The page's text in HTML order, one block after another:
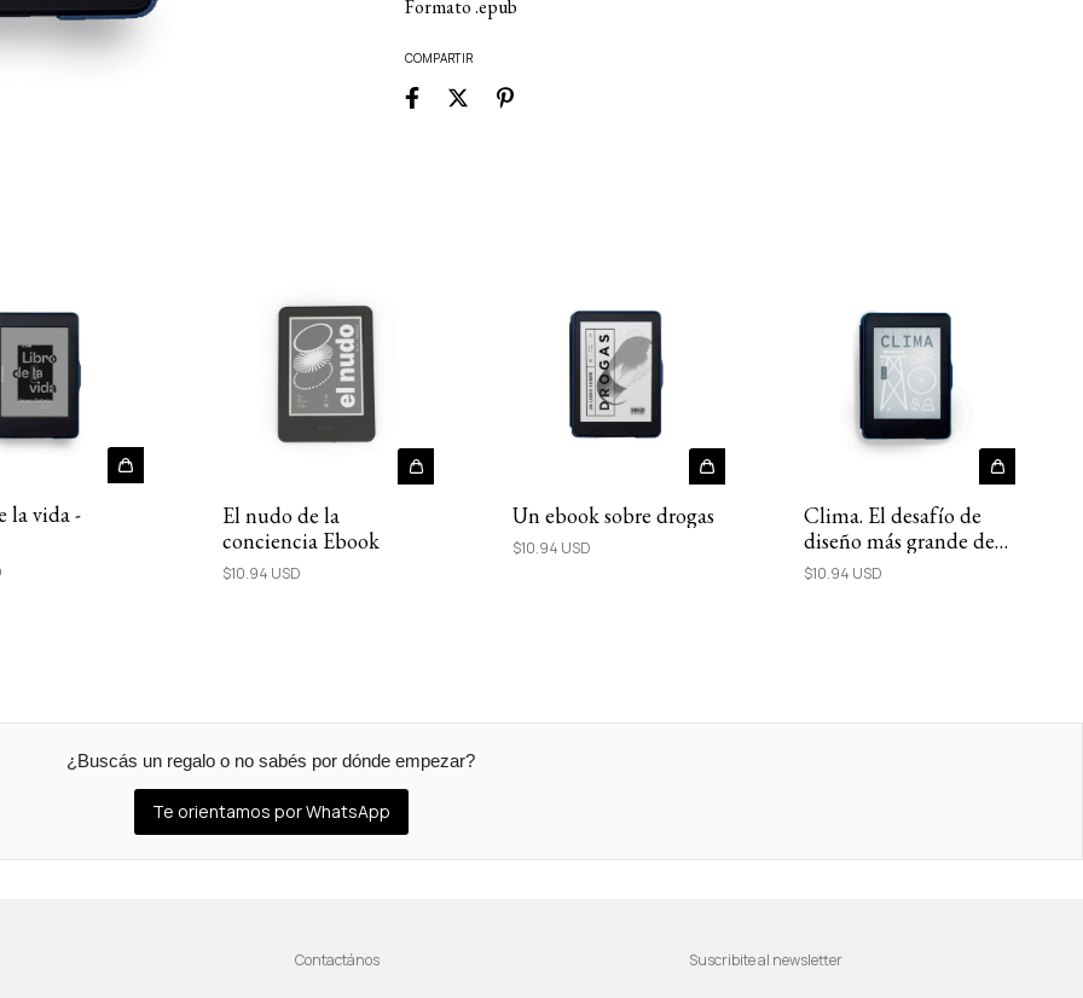
Formato .epub
COMPARTIR
la vida -
El nudo de la
conciencia Ebook
$10.94 USD
Un ebook sobre drogas
$10.94 USD
Clima. El desafío de
diseño más grande de
todos los tiempos |
$10.94 USD
¿Buscás un regalo o no sabés por dónde empezar?
Te orientamos por WhatsApp
Contactános Suscribite al newsletter